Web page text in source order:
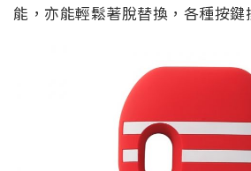
能，亦能輕鬆著脫替換，各種按鍵